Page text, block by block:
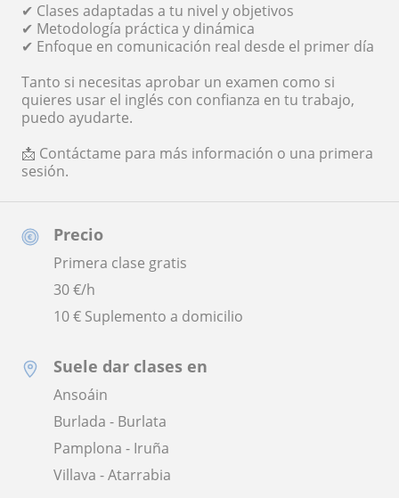
Precio
Primera clase gratis
30€/h
10 € Suplemento a domicilio
Suele dar clases en
Ansoáin
Burlada - Burlata
Pamplona - Iruña
Villava - Atarrabia
✔ Clases adaptadas a tu nivel y objetivos
✔ Metodología práctica y dinámica
✔ Enfoque en comunicación real desde el primer día
Tanto si necesitas aprobar un examen como si
quieres usar el inglés con confianza en tu trabajo,
puedo ayudarte.
📩 Contáctame para más información o una primera
sesión.